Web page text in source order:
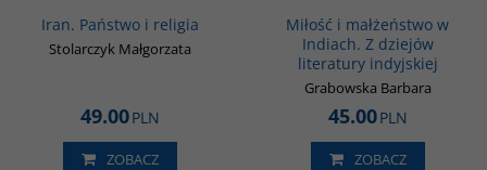
Iran. Państwo i religia
Stolarczyk Małgorzata
49.00PLN
ZOBACZ
Miłość i małżeństwo w
Indiach. Z dziejów
literatury indyjskiej
Grabowska Barbara
45.00PLN
ZOBACZ